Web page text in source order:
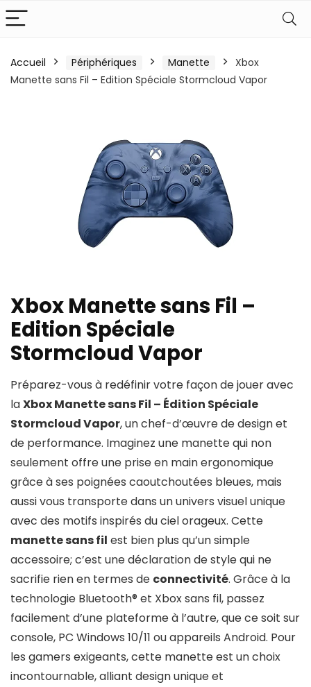
Accueil Périphériques Manette
Xbox
Manette sans Fil – Edition Spéciale Stormcloud Vapor
Xbox Manette sans Fil –
Edition Spéciale
Stormcloud Vapor
Préparez-vous à redéfinir votre façon de jouer avec
laXbox Manette sans Fil – Édition Spéciale
Stormcloud Vapor, un chef-d’œuvre de design et
de performance. Imaginez une manette qui non
seulement offre une prise en main ergonomique
grâce à ses poignées caoutchoutées bleues, mais
aussi vous transporte dans un univers visuel unique
avec des motifs inspirés du ciel orageux. Cette
manette sans fil est bien plus qu’un simple
accessoire; c’est une déclaration de style qui ne
sacrifie rien en termes de connectivité. Grâce à la
technologie Bluetooth® et Xbox sans fil, passez
facilement d’une plateforme à l’autre, que ce soit sur
console, PC Windows 10/11 ou appareils Android. Pour
les gamers exigeants, cette manette est un choix
incontournable, alliant design unique et